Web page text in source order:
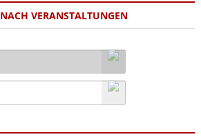
VERANSTALTUNGEN